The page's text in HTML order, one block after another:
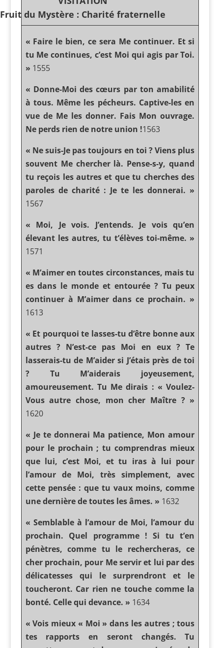
Fruit du Mystère : Charité fraternelle
« Faire le bien, ce sera Me continuer. Et si
tu Me continues, c’est Moi qui agis par Toi.
» 1555
« Donne-Moi des cœurs par ton amabilité
à tous. Même les pécheurs. Captive-les en
vue de Me les donner. Fais Mon ouvrage.
Ne perds rien de notre union !1563
« Ne suis-Je pas toujours en toi ? Viens plus
souvent Me chercher là. Pense-s-y, quand
tu reçois les autres et que tu cherches des
paroles de charité : Je te les donnerai. »
1567
« Moi, Je vois. J’entends. Je vois qu’en
élevant les autres, tu t’élèves toi-même. »
1571
« M’aimer en toutes circonstances, mais tu
es dans le monde et entourée ? Tu peux
continuer à M’aimer dans ce prochain. »
1613
« Et pourquoi te lasses-tu d’être bonne aux
autres ? N’est-ce pas Moi en eux ? Te
lasserais-tu de M’aider si J’étais près de toi
? Tu M’aiderais joyeusement,
amoureusement. Tu Me dirais : « Voulez-
Vous autre chose, mon cher Maître ? »
1620
« Je te donnerai Ma patience, Mon amour
pour le prochain ; tu comprendras mieux
que lui, c’est Moi, et tu iras à lui pour
l’amour de Moi, très simplement, avec
cette pensée : que tu vaux moins, comme
une dernière de toutes les âmes. » 1632
« Semblable à l’amour de Moi, l’amour du
prochain. Quel programme ! Si tu t’en
pénètres, comme tu le rechercheras, ce
cher prochain, pour Me servir et lui par des
délicatesses qui le surprendront et le
toucheront. Car rien ne touche comme la
bonté. Celle qui devance. » 1634
« Vois mieux « Moi » dans les autres ; tous
tes rapports en seront changés. Tu